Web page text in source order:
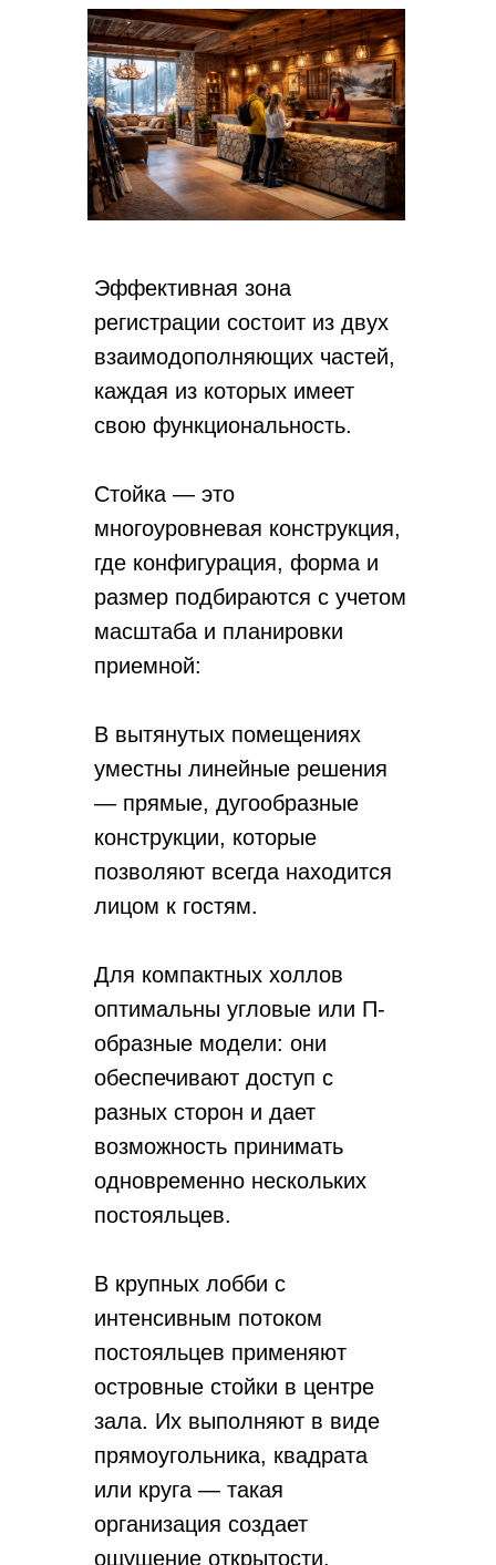
Эффективная зона
регистрации состоит из двух
взаимодополняющих частей,
каждая из которых имеет
свою функциональность.
Стойка — это
многоуровневая конструкция,
где конфигурация, форма и
размер подбираются с учетом
масштаба и планировки
приемной:
В вытянутых помещениях
уместны линейные решения
— прямые, дугообразные
конструкции, которые
позволяют всегда находится
лицом к гостям.
Для компактных холлов
оптимальны угловые или П-
образные модели: они
обеспечивают доступ с
разных сторон и дает
возможность принимать
одновременно нескольких
постояльцев.
В крупных лобби с
интенсивным потоком
постояльцев применяют
островные стойки в центре
зала. Их выполняют в виде
прямоугольника, квадрата
или круга — такая
организация создает
ощущение открытости.